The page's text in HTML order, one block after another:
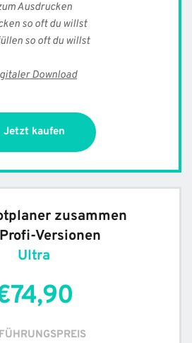
Ausdrucken
so oft du willst
so oft du willst
Download
Jetzt kaufen
zusammen
Versionen
Ultra